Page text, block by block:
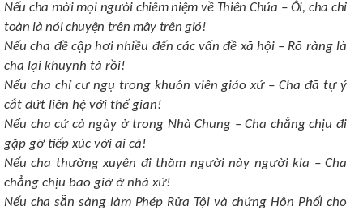
Nếu cha mời mọi người chiêm niệm về Thiên Chúa – Ôi, cha chỉ
toàn là nói chuyện trên mây trên gió!
Nếu cha đề cập hơi nhiều đến các vấn đề xã hội – Rõ ràng là
cha lại khuynh tả rồi!
Nếu cha chỉ cư ngụ trong khuôn viên giáo xứ – Cha đã tự ý
cắt đứt liên hệ với thế gian!
Nếu cha cứ cả ngày ở trong Nhà Chung – Cha chẳng chịu đi
gặp gỡ tiếp xúc với ai cả!
Nếu cha thường xuyên đi thăm người này người kia – Cha
chẳng chịu bao giờ ở nhà xứ!
Nếu cha sẵn sàng làm Phép Rửa Tội và chứng Hôn Phối cho